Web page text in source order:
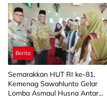
Daerah
Berita
Semarakkan HUT RI ke-81,
Kemenag Sawahlunto Gelar
Lomba Asmaul Husna Antar